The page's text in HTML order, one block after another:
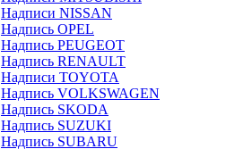
Надписи NISSAN
Надпись OPEL
Надпись PEUGEOT
Надпись RENAULT
Надписи TOYOTA
Надпись VOLKSWAGEN
Надпись SKODA
Надпись SUZUKI
Надпись SUBARU